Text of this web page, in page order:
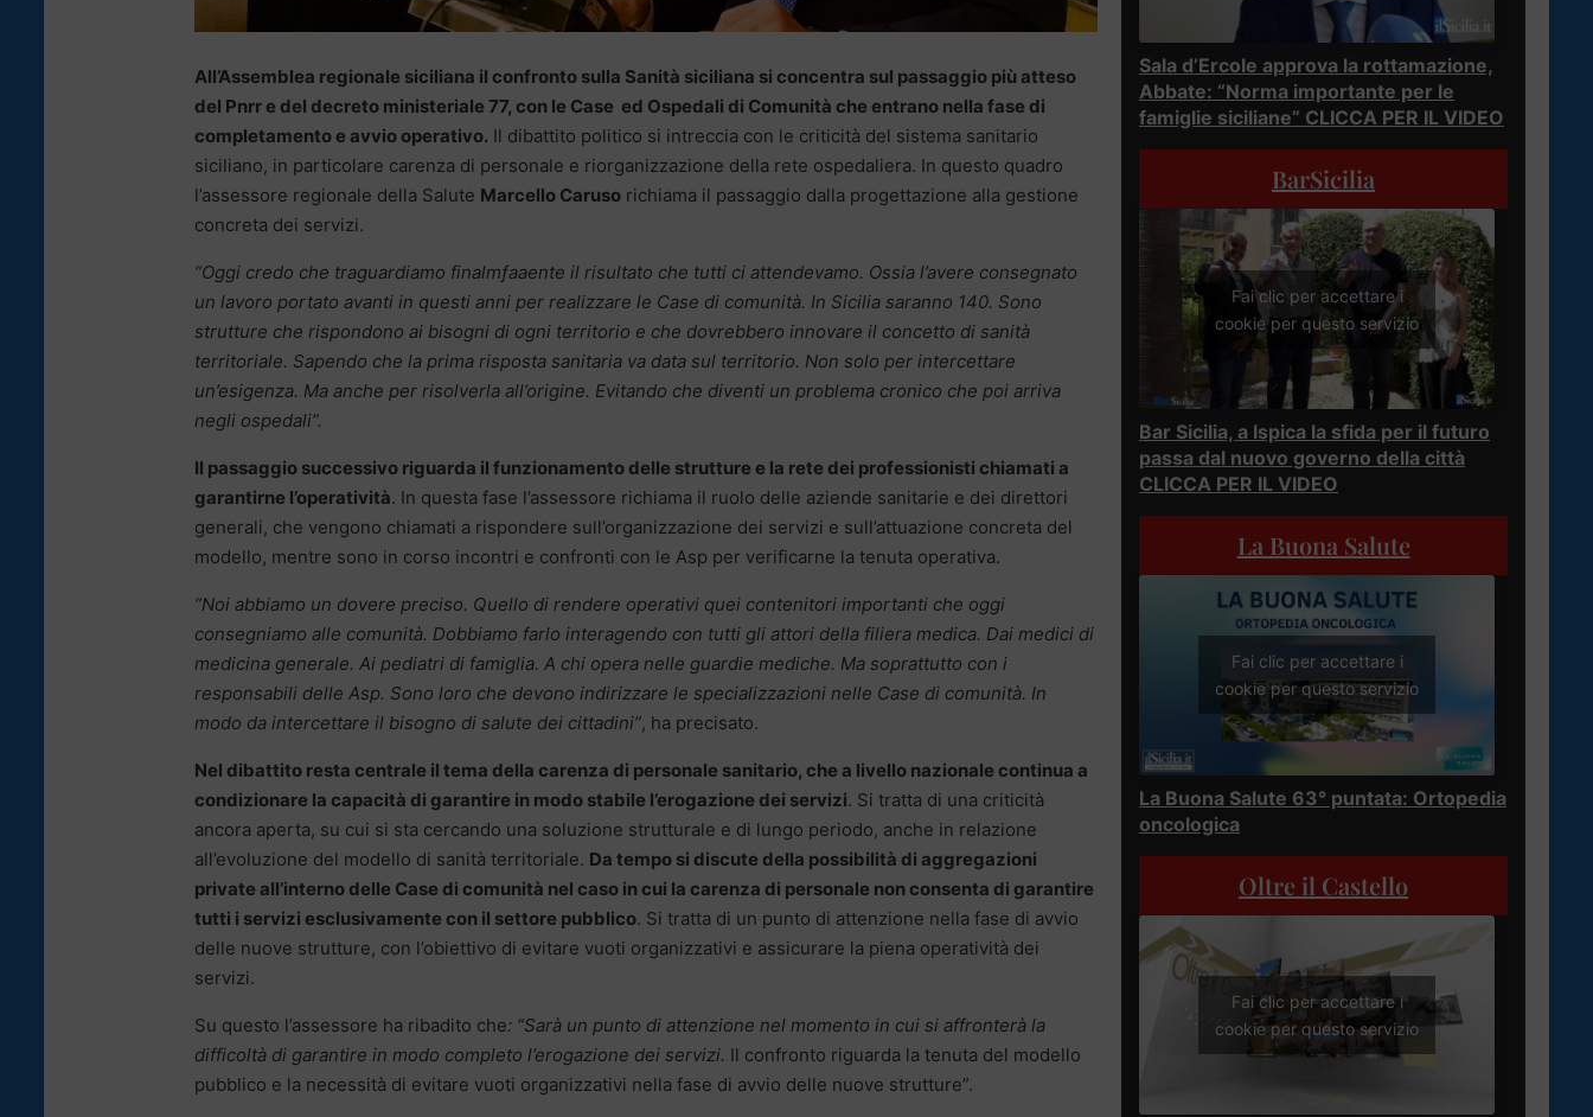
All’Assemblea regionale siciliana il confronto sulla Sanità siciliana si concentra sul passaggio più atteso
del Pnrr e del decreto ministeriale 77, con le Case ed Ospedali di Comunità che entrano nella fase di
completamento e avvio operativo. Il dibattito politico si intreccia con le criticità del sistema sanitario
siciliano, in particolare carenza di personale e riorganizzazione della rete ospedaliera. In questo quadro
l’assessore regionale della Salute Marcello Caruso richiama il passaggio dalla progettazione alla gestione
concreta dei servizi.
“Oggi credo che traguardiamo finalmƒaaente il risultato che tutti ci attendevamo. Ossia l’avere consegnato
un lavoro portato avanti in questi anni per realizzare le Case di comunità. In Sicilia saranno 140. Sono
strutture che rispondono ai bisogni di ogni territorio e che dovrebbero innovare il concetto di sanità
territoriale. Sapendo che la prima risposta sanitaria va data sul territorio. Non solo per intercettare
un’esigenza. Ma anche per risolverla all’origine. Evitando che diventi un problema cronico che poi arriva
negli ospedali”.
Il passaggio successivo riguarda il funzionamento delle strutture e la rete dei professionisti chiamati a
garantirne l’operatività. In questa fase l’assessore richiama il ruolo delle aziende sanitarie e dei direttori
generali, che vengono chiamati a rispondere sull’organizzazione dei servizi e sull’attuazione concreta del
modello, mentre sono in corso incontri e confronti con le Asp per verificarne la tenuta operativa.
“Noi abbiamo un dovere preciso. Quello di rendere operativi quei contenitori importanti che oggi
consegniamo alle comunità. Dobbiamo farlo interagendo con tutti gli attori della filiera medica. Dai medici di
medicina generale. Ai pediatri di famiglia. A chi opera nelle guardie mediche. Ma soprattutto con i
responsabili delle Asp. Sono loro che devono indirizzare le specializzazioni nelle Case di comunità. In
modo da intercettare il bisogno di salute dei cittadini”, ha precisato.
Nel dibattito resta centrale il tema della carenza di personale sanitario, che a livello nazionale continua a
condizionare la capacità di garantire in modo stabile l’erogazione dei servizi. Si tratta di una criticità
ancora aperta, su cui si sta cercando una soluzione strutturale e di lungo periodo, anche in relazione
all’evoluzione del modello di sanità territoriale. Da tempo si discute della possibilità di aggregazioni
private all’interno delle Case di comunità nel caso in cui la carenza di personale non consenta di garantire
tutti i servizi esclusivamente con il settore pubblico. Si tratta di un punto di attenzione nella fase di avvio
delle nuove strutture, con l’obiettivo di evitare vuoti organizzativi e assicurare la piena operatività dei
servizi.
Su questo l’assessore ha ribadito che: “Sarà un punto di attenzione nel momento in cui si affronterà la
difficoltà di garantire in modo completo l’erogazione dei servizi. Il confronto riguarda la tenuta del modello
pubblico e la necessità di evitare vuoti organizzativi nella fase di avvio delle nuove strutture”.
Sala d’Ercole approva la rottamazione,
Abbate: “Norma importante per le
famiglie siciliane” CLICCA PER IL VIDEO
BarSicilia
Fai clic per accettare i
cookie per questo servizio
Bar Sicilia, a Ispica la sfida per il futuro
passa dal nuovo governo della città
CLICCA PER IL VIDEO
La Buona Salute
Fai clic per accettare i
cookie per questo servizio
La Buona Salute 63° puntata: Ortopedia
oncologica
Oltre il Castello
Fai clic per accettare i
cookie per questo servizio